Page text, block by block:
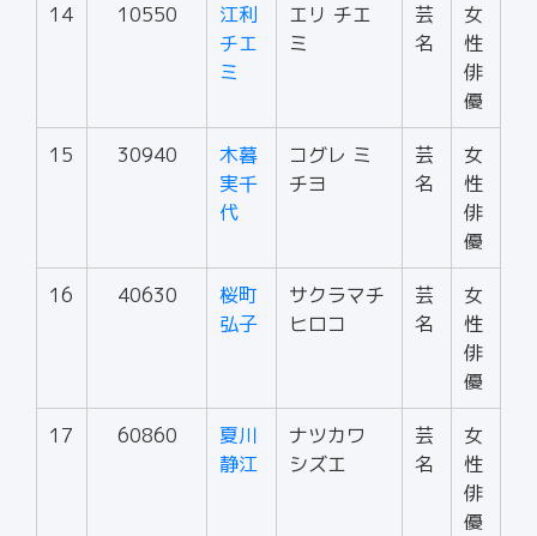
14 10550
江利
チエ
ミ
エリ チエ
ミ
芸
名
女
性
俳
優
15 30940
木暮
実千
代
コグレ ミ
チヨ
芸
名
女
性
俳
優
16 40630
桜町
弘子
サクラマチ
ヒロコ
芸
名
女
性
俳
優
17 60860
夏川
静江
ナツカワ
シズエ
芸
名
女
性
俳
優